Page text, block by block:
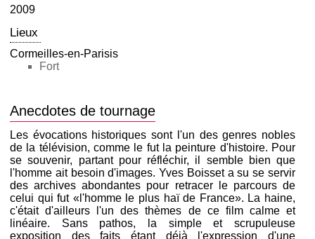
2009
Lieux
Cormeilles-en-Parisis
Fort
Anecdotes de tournage
Les évocations historiques sont l'un des genres nobles
de la télévision, comme le fut la peinture d'histoire. Pour
se souvenir, partant pour réfléchir, il semble bien que
l'homme ait besoin d'images. Yves Boisset a su se servir
des archives abondantes pour retracer le parcours de
celui qui fut «l'homme le plus haï de France». La haine,
c'était d'ailleurs l'un des thèmes de ce film calme et
linéaire. Sans pathos, la simple et scrupuleuse
exposition des faits étant déjà l'expression d'une